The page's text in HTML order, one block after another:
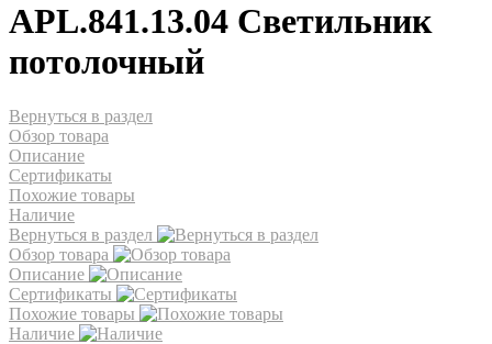
APL.841.13.04 Светильник
потолочный
Вернуться в раздел
Обзор товара
Описание
Сертификаты
Похожие товары
Наличие
Вернуться в раздел
Обзор товара
Описание
Сертификаты
Похожие товары
Наличие